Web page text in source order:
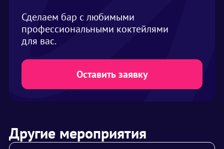
Сделаем бар с любимыми
профессиональными коктейлями
для вас.
Оставить заявку
Другие мероприятия